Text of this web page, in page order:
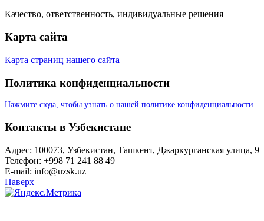
Качество, ответственность, индивидуальные решения
Карта сайта
Карта страниц нашего сайта
Политика конфиденциальности
Нажмите сюда, чтобы узнать о нашей политике конфиденциальности
Контакты в Узбекистане
Адрес: 100073, Узбекистан, Ташкент, Джаркурганская улица, 9
Телефон: +998 71 241 88 49
E-mail: info@uzsk.uz
Наверх